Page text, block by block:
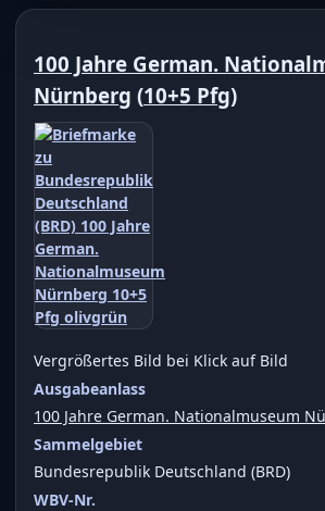
100 Jahre German.
Nürnberg (10+5 Pfg)
Vergrößertes Bild bei Klick auf Bild
Ausgabeanlass
100 Jahre German. Nationalmuseum
Sammelgebiet
Bundesrepublik Deutschland (BRD)
WBV-Nr.